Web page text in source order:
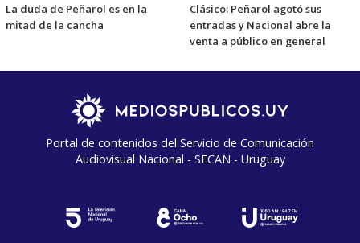
La duda de Peñarol es en la
mitad de la cancha
Clásico: Peñarol agotó sus
entradas y Nacional abre la
venta a público en general
Portal de contenidos del Servicio de Comunicación
Audiovisual Nacional - SECAN - Uruguay